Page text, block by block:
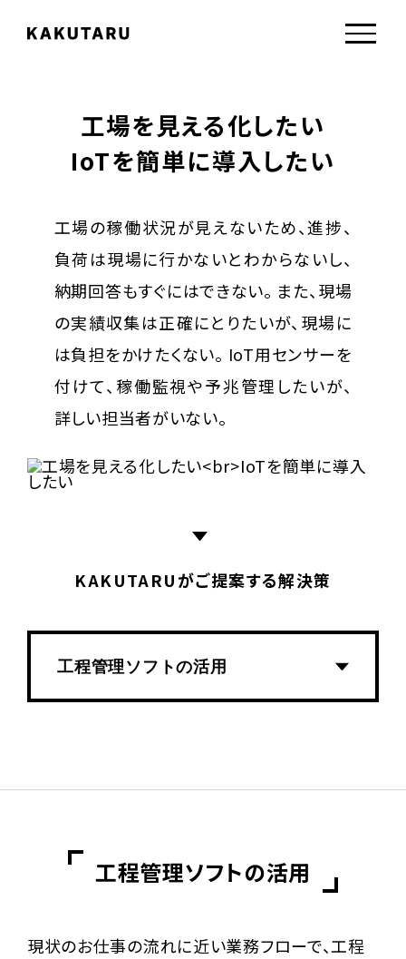
工場を見える化したい
IoTを簡単に導入したい
工場の稼働状況が見えないため、進捗、
負荷は現場に行かないとわからないし、
納期回答もすぐにはできない。 また、現場
の実績収集は正確にとりたいが、現場に
は負担をかけたくない。 IoT用センサーを
付けて、稼働監視や予兆管理したいが、
詳しい担当者がいない。
KAKUTARUがご提案する解決策
工程管理ソフトの活用
現状のお仕事の流れに近い業務フローで、工程